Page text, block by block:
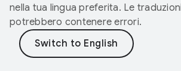
nella tua lingua preferita. Le
potrebbero contenere errori.